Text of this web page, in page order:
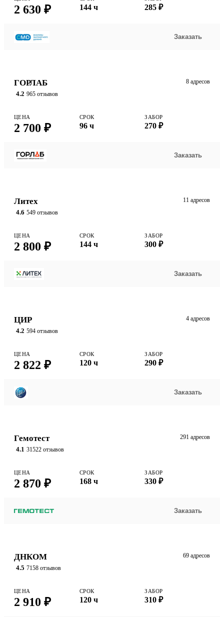
2 630 ₽ 144 ч 285 ₽
Заказать
ГОРЛАБ
4.2 965 отзывов
8 адресов
ЦЕНА
2 700 ₽
СРОК
96 ч
ЗАБОР
270 ₽
Заказать
Литех
4.6 549 отзывов
11 адресов
ЦЕНА
2 800 ₽
СРОК
144 ч
ЗАБОР
300 ₽
Заказать
ЦИР
4.2 594 отзывов
4 адресов
ЦЕНА
2 822 ₽
СРОК
120 ч
ЗАБОР
290 ₽
Заказать
Гемотест
4.1 31522 отзывов
291 адресов
ЦЕНА
2 870 ₽
СРОК
168 ч
ЗАБОР
330 ₽
Заказать
ДНКОМ
4.5 7158 отзывов
69 адресов
ЦЕНА
2 910 ₽
СРОК
120 ч
ЗАБОР
310 ₽